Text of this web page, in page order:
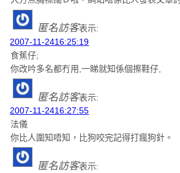
匿名訪客表示:
2007-11-2416:25:19
食蕉仔;
你改吟多名都冇用,一睇就知係個擦鞋仔,
匿名訪客表示:
2007-11-2416:27:55
法儀
你比人圍知唔知，比狗咬完記得打瘋狗針。
匿名訪客表示: